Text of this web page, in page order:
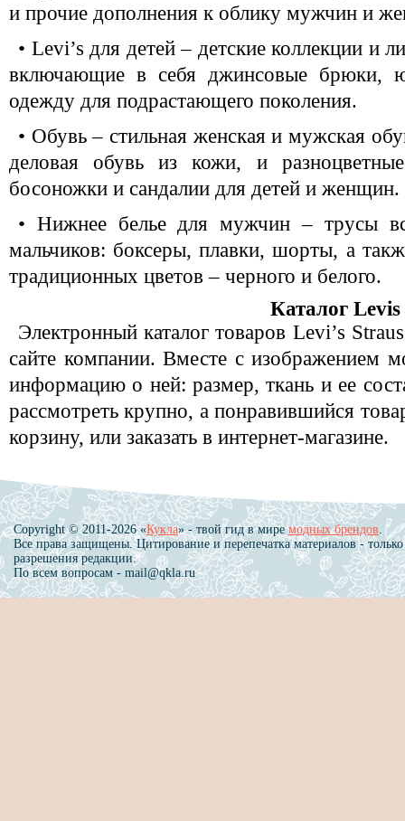
и прочие дополнения к облику мужчин и
• Levi’s для детей – детские коллекции и
включающие в себя джинсовые брюки,
одежду для подрастающего поколения.
• Обувь – стильная женская и мужская
деловая обувь из кожи, и
босоножки и сандалии для детей и женщин.
• Нижнее белье для мужчин – трусы
мальчиков: боксеры, плавки, шорты, а
традиционных цветов – черного и белого.
Каталог Levis
Электронный каталог товаров Levi’s
сайте компании. Вместе с изображением
информацию о ней: размер, ткань и ее
рассмотреть крупно, а понравившийся
корзину, или заказать в интернет-магазине.
Copyright © 2011-2026 «Кукла» - твой гид в миремодных брендов
Все права защищены. Цитирование и перепечатка материалов - только
разрешения редакции.
По всем вопросам - mail@qkla.ru